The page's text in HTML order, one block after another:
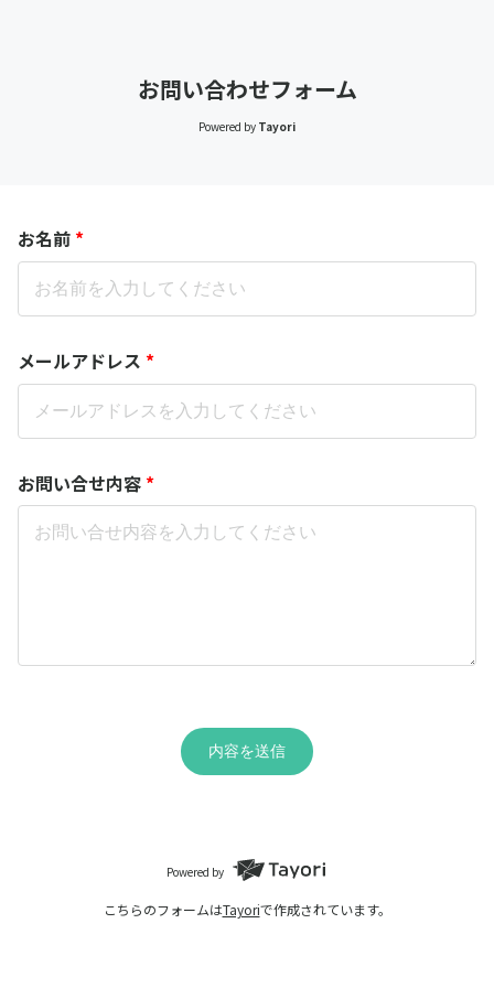
お問い合わせフォーム
Powered by Tayori
お名前 *
メールアドレス *
お問い合せ内容 *
内容を送信
Powered by
こちらのフォームはTayoriで作成されています。